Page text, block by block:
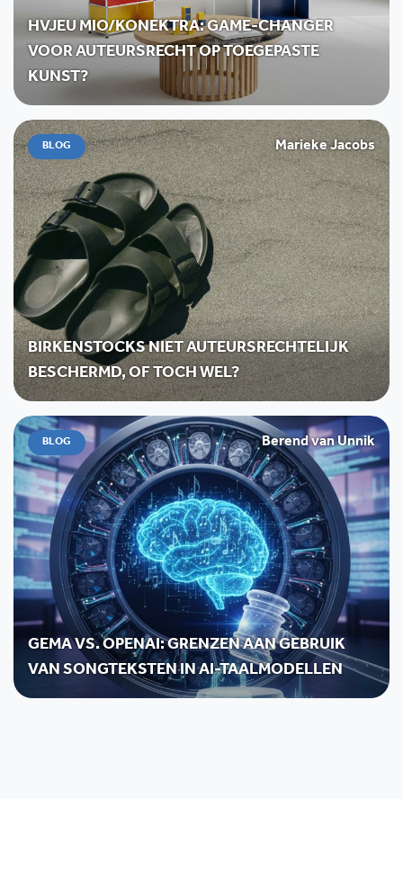
HVJEU MIO/KONEKTRA: GAME-CHANGER
VOOR AUTEURSRECHT OP TOEGEPASTE
KUNST?
BLOG Marieke Jacobs
BIRKENSTOCKS NIET AUTEURSRECHTELIJK
BESCHERMD, OF TOCH WEL?
BLOG Berend van Unnik
GEMA VS. OPENAI: GRENZEN AAN GEBRUIK
VAN SONGTEKSTEN IN AI-TAALMODELLEN